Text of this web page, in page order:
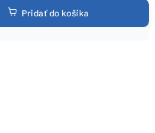
Pridať do košíka